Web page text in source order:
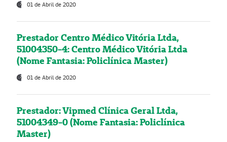
01 de Abril de 2020
Prestador Centro Médico Vitória Ltda,
51004350-4: Centro Médico Vitória Ltda
(Nome Fantasia: Policlínica Master)
01 de Abril de 2020
Prestador: Vipmed Clínica Geral Ltda,
51004349-0 (Nome Fantasia: Policlínica
Master)